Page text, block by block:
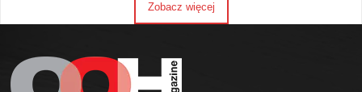
Zobacz więcej